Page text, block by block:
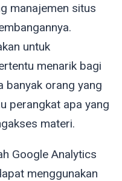
manajemen situs
untuk
menarik bagi
banyak orang yang
perangkat apa yang
materi.
Google Analytics
menggunakan